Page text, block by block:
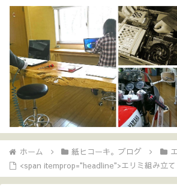
ホーム 紙ヒコーキ。ブログ
<span itemprop="headline">エリミ組み立